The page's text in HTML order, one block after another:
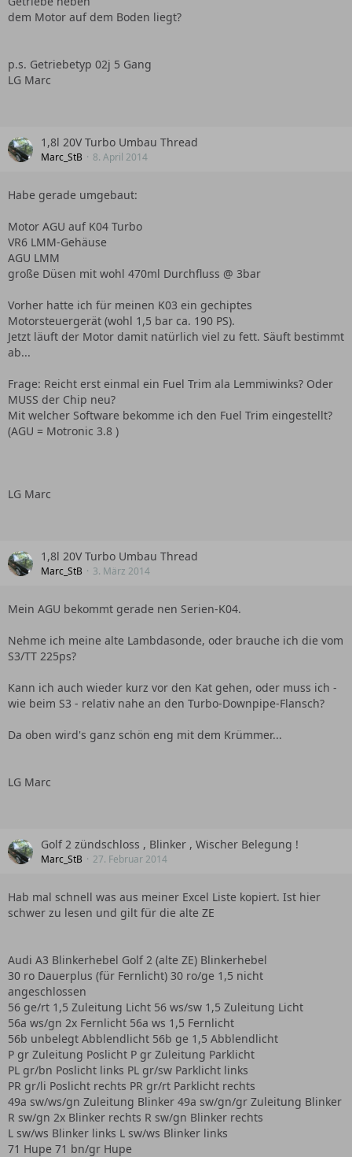
dem Motor auf dem Boden liegt?
p.s. Getriebetyp 02j 5 Gang
LG Marc
1,8l 20V Turbo Umbau Thread
Marc_StB 8. April 2014
Habe gerade umgebaut:
Motor AGU auf K04 Turbo
VR6 LMM-Gehäuse
AGU LMM
große Düsen mit wohl 470ml Durchfluss @ 3bar
Vorher hatte ich für meinen K03 ein gechiptes
Motorsteuergerät (wohl 1,5 bar ca. 190 PS).
Jetzt läuft der Motor damit natürlich viel zu fett. Säuft bestimmt
ab...
Frage: Reicht erst einmal ein Fuel Trim ala Lemmiwinks? Oder
MUSS der Chip neu?
Mit welcher Software bekomme ich den Fuel Trim eingestellt?
(AGU = Motronic 3.8 )
LG Marc
1,8l 20V Turbo Umbau Thread
Marc_StB 3. März 2014
Mein AGU bekommt gerade nen Serien-K04.
Nehme ich meine alte Lambdasonde, oder brauche ich die vom
S3/TT 225ps?
Kann ich auch wieder kurz vor den Kat gehen, oder muss ich -
wie beim S3 - relativ nahe an den Turbo-Downpipe-Flansch?
Da oben wird's ganz schön eng mit dem Krümmer...
LG Marc
Golf 2 zündschloss , Blinker , Wischer Belegung !
Marc_StB 27. Februar 2014
Hab mal schnell was aus meiner Excel Liste kopiert. Ist hier
schwer zu lesen und gilt für die alte ZE
Audi A3 Blinkerhebel Golf 2 (alte ZE) Blinkerhebel
30 ro Dauerplus (für Fernlicht) 30 ro/ge 1,5 nicht
angeschlossen
56 ge/rt 1,5 Zuleitung Licht 56 ws/sw 1,5 Zuleitung Licht
56a ws/gn 2x Fernlicht 56a ws 1,5 Fernlicht
56b unbelegt Abblendlicht 56b ge 1,5 Abblendlicht
P gr Zuleitung Poslicht P gr Zuleitung Parklicht
PL gr/bn Poslicht links PL gr/sw Parklicht links
PR gr/li Poslicht rechts PR gr/rt Parklicht rechts
49a sw/ws/gn Zuleitung Blinker 49a sw/gn/gr Zuleitung Blinker
R sw/gn 2x Blinker rechts R sw/gn Blinker rechts
L sw/ws Blinker links L sw/ws Blinker links
71 Hupe 71 bn/gr Hupe